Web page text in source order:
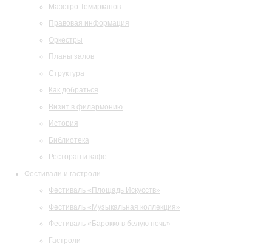
Маэстро Темирканов
Правовая информация
Оркестры
Планы залов
Структура
Как добраться
Визит в филармонию
История
Библиотека
Ресторан и кафе
Фестивали и гастроли
Фестиваль «Площадь Искусств»
Фестиваль «Музыкальная коллекция»
Фестиваль «Барокко в белую ночь»
Гастроли